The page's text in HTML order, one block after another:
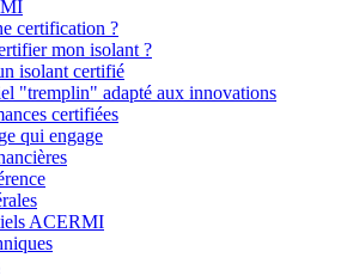
certification ?
mon isolant ?
isolant certifié
"tremplin" adapté aux innovations
certifiées
qui engage
ACERMI